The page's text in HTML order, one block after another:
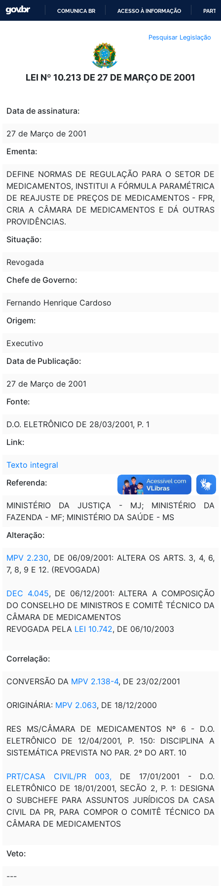
O
CONTEÚDO
COMUNICA BR ACESSO À INFORMAÇÃO
Pesquisar Legislação
LEI Nº 10.213 DE 27 DE MARÇO DE 2001
Data de assinatura:
27 de Março de 2001
Ementa:
DEFINE NORMAS DE REGULAÇÃO PARA O SETOR DE
MEDICAMENTOS, INSTITUI A FÓRMULA PARAMÉTRICA
DE REAJUSTE DE PREÇOS DE MEDICAMENTOS - FPR,
CRIA A CÂMARA DE MEDICAMENTOS E DÁ OUTRAS
PROVIDÊNCIAS.
Situação:
Revogada
Chefe de Governo:
Fernando Henrique Cardoso
Origem:
Executivo
Data de Publicação:
27 de Março de 2001
Fonte:
D.O. ELETRÔNICO DE 28/03/2001, P. 1
Link:
Texto integral
Referenda:
MINISTÉRIO DA JUSTIÇA - MJ; MINISTÉRIO DA
FAZENDA - MF; MINISTÉRIO DA SAÚDE - MS
Alteração:
MPV 2.230, DE 06/09/2001: ALTERA OS ARTS. 3, 4, 6,
7, 8, 9 E 12. (REVOGADA)
DEC 4.045, DE 06/12/2001: ALTERA A COMPOSIÇÃO
DO CONSELHO DE MINISTROS E COMITÊ TÉCNICO DA
CÂMARA DE MEDICAMENTOS
REVOGADA PELA LEI 10.742, DE 06/10/2003
Correlação:
CONVERSÃO DA MPV 2.138-4, DE 23/02/2001
ORIGINÁRIA: MPV 2.063, DE 18/12/2000
RES MS/CÂMARA DE MEDICAMENTOS Nº 6 - D.O.
ELETRÔNICO DE 12/04/2001, P. 150: DISCIPLINA A
SISTEMÁTICA PREVISTA NO PAR. 2º DO ART. 10
PRT/CASA CIVIL/PR 003, DE 17/01/2001 - D.O.
ELETRÔNICO DE 18/01/2001, SECÃO 2, P. 1: DESIGNA
O SUBCHEFE PARA ASSUNTOS JURÍDICOS DA CASA
CIVIL DA PR, PARA COMPOR O COMITÊ TÉCNICO DA
CÂMARA DE MEDICAMENTOS
Veto:
---